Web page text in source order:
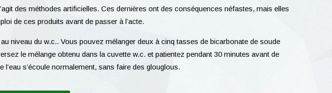
des méthodes artificielles. Ces dernières ont des conséquences néfastes, mais elles
de ces produits avant de passer à l’acte.
niveau du w.c.. Vous pouvez mélanger deux à cinq tasses de bicarbonate de soude
le mélange obtenu dans la cuvette w.c. et patientez pendant 30 minutes avant de
s’écoule normalement, sans faire des glouglous.